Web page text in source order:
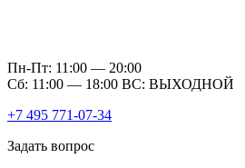
Пн-Пт: 11:00 — 20:00
Сб: 11:00 — 18:00 ВС: ВЫХОДНОЙ
+7 495 771-07-34
Задать вопрос